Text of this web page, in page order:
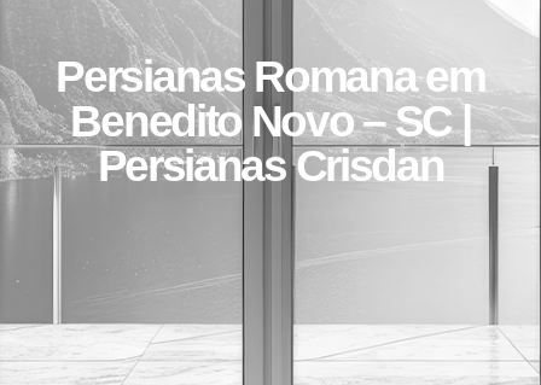
Persianas Romana em
Benedito Novo – SC |
Persianas Crisdan